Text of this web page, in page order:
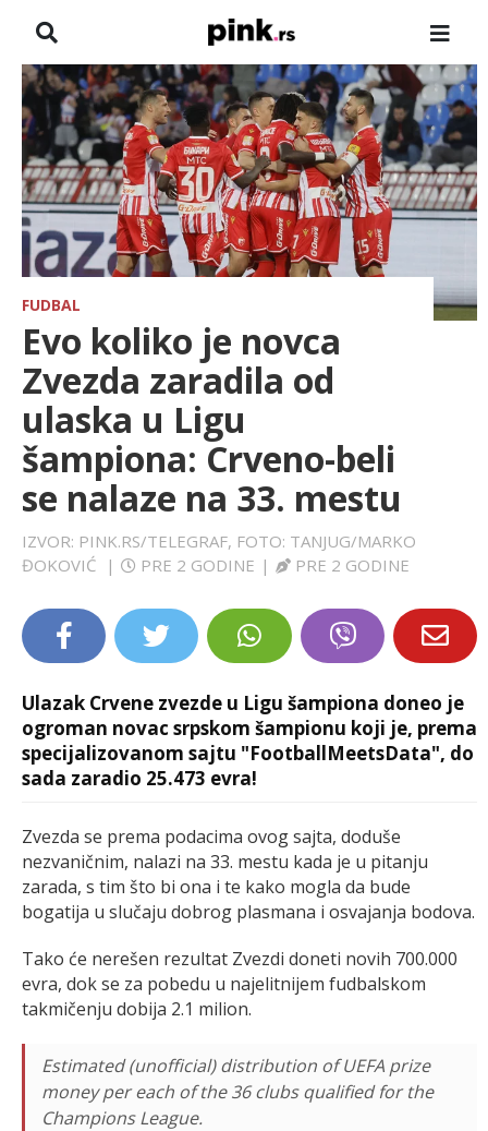
NASLOVNA
VESTI
ZADRUGA
SHOWBIZ
HRONIKA
FARMERI
TV
SPORT
LIFESTYLE
EXTRA
FUDBAL
Evo koliko je novca
Zvezda zaradila od
ulaska u Ligu
šampiona: Crveno-beli
se nalaze na 33. mestu
IZVOR: PINK.RS/TELEGRAF, FOTO: TANJUG/MARKO
ĐOKOVIĆ
| PRE 2 GODINE | PRE 2 GODINE
Ulazak Crvene zvezde u Ligu šampiona doneo je
ogroman novac srpskom šampionu koji je, prema
specijalizovanom sajtu "FootballMeetsData", do
sada zaradio 25.473 evra!
Zvezda se prema podacima ovog sajta, doduše
nezvaničnim, nalazi na 33. mestu kada je u pitanju
zarada, s tim što bi ona i te kako mogla da bude
bogatija u slučaju dobrog plasmana i osvajanja bodova.
Tako će nerešen rezultat Zvezdi doneti novih 700.000
evra, dok se za pobedu u najelitnijem fudbalskom
takmičenju dobija 2.1 milion.
Estimated (unofficial) distribution of UEFA prize
money per each of the 36 clubs qualified for the
Champions League.